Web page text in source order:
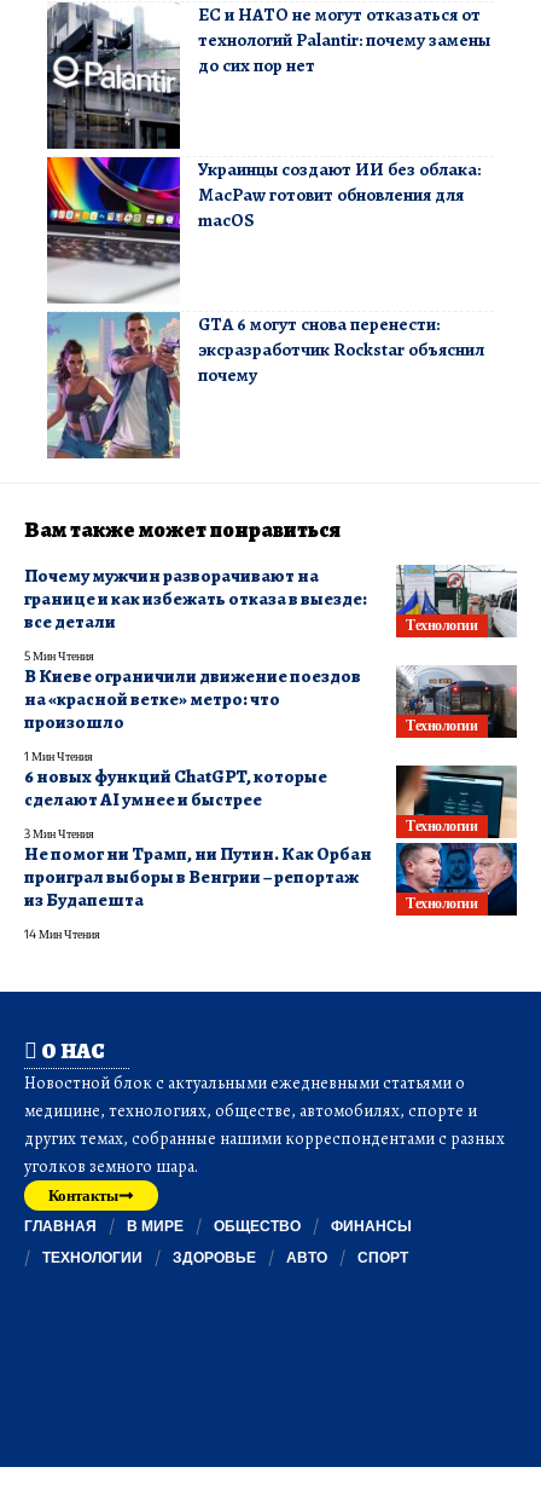
ЕС и НАТО не могут отказаться от
технологий Palantir: почему замены
до сих пор нет
Украинцы создают ИИ без облака:
MacPaw готовит обновления для
macOS
GTA 6 могут снова перенести:
эксразработчик Rockstar объяснил
почему
Вам также может понравиться
Технологии
Почему мужчин разворачивают на
границе и как избежать отказа в выезде:
все детали
5 Мин Чтения
Технологии
В Киеве ограничили движение поездов
на «красной ветке» метро: что
произошло
1 Мин Чтения
Технологии
6 новых функций ChatGPT, которые
сделают AI умнее и быстрее
3 Мин Чтения
Технологии
Не помог ни Трамп, ни Путин. Как Орбан
проиграл выборы в Венгрии – репортаж
из Будапешта
14 Мин Чтения
О НАС
Новостной блок с актуальными ежедневными статьями о
медицине, технологиях, обществе, автомобилях, спорте и
других темах, собранные нашими корреспондентами с разных
уголков земного шара.
Контакты
ГЛАВНАЯ В МИРЕ ОБЩЕСТВО
ФИНАНСЫ
ТЕХНОЛОГИИ
ЗДОРОВЬЕ АВТО СПОРТ